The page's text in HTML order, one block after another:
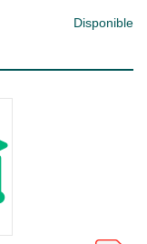
Disponible